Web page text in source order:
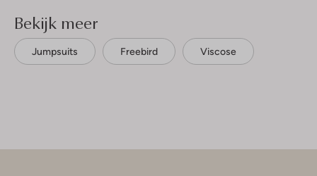
Bekijk meer
Jumpsuits Freebird Viscose